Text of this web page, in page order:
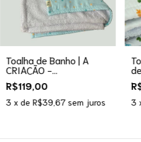
Toalha de Banho | A
CRIAÇÃO -
ESTRELINHAS
R$119,00
3 x deR$39,67 sem juros 3